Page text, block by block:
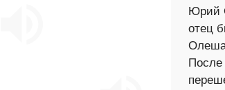
Юрий
отец
Олеша
После